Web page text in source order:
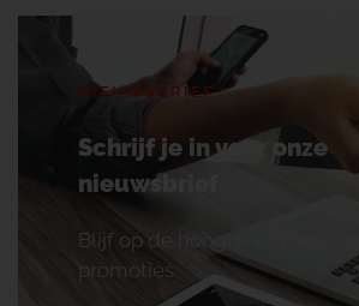
NIEUWSBRIEF
Schrijf je in voor onze
nieuwsbrief
Blijf op de hoogte van onze
promoties.